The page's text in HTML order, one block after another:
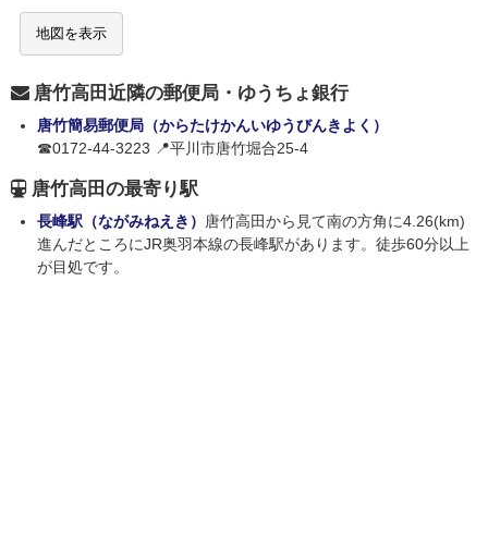
地図を表示
唐竹高田近隣の郵便局・ゆうちょ銀行
唐竹簡易郵便局（からたけかんいゆうびんきよく）
☎0172-44-3223 📍平川市唐竹堀合25-4
唐竹高田の最寄り駅
長峰駅（ながみねえき） 唐竹高田から見て南の方角に4.26(km)
進んだところにJR奥羽本線の長峰駅があります。徒歩60分以上
が目処です。